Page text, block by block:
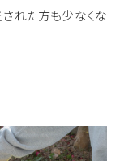
された方も少なくな